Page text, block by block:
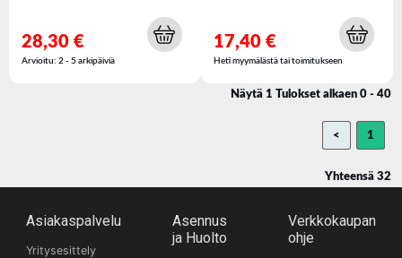
28,30 €
Arvioitu: 2 - 5 arkipäiviä
17,40 €
Heti myymälästä tai toimitukseen
Näytä 1 Tulokset alkaen 0 - 40
< 1
Yhteensä 32
Asiakaspalvelu
Yritysesittely
Asennus
ja Huolto
Verkkokaupan
ohje